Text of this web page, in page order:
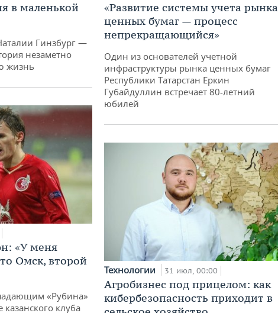
в маленькой
Гинзбург —
незаметно
жизнь
«У меня
Омск, второй
«Рубина»
клуба
«Развитие системы учета рынка
ценных бумаг — процесс
непрекращающийся»
Один из основателей учетной
инфраструктуры рынка ценных бумаг
Республики Татарстан Еркин
Губайдуллин встречает 80-летний
юбилей
Технологии 31 июл, 00:00
Агробизнес под прицелом: как
кибербезопасность приходит в